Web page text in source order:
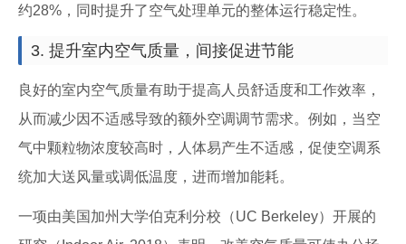
约28%，同时提升了空气处理单元的整体运行稳定性。
3. 提升室内空气质量，间接促进节能
良好的室内空气质量有助于提高人员舒适度和工作效率，
从而减少因不适感导致的额外空调调节需求。例如，当空
气中颗粒物浓度较高时，人体易产生不适感，促使空调系
统加大送风量或调低温度，进而增加能耗。
一项由美国加州大学伯克利分校（UC Berkeley）开展的